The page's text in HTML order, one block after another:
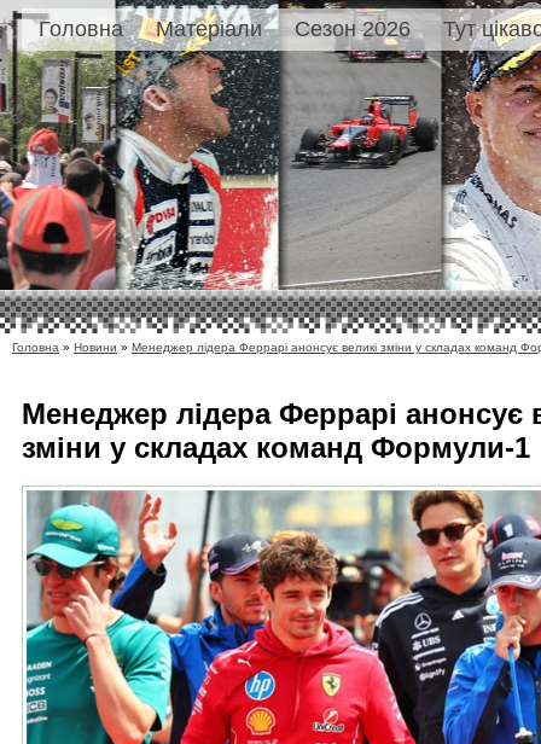
Головна Матеріали Сезон 2026 Тут
Головна » Новини » Менеджер лідера Феррарі анонсує великі зміни у складах команд
Менеджер лідера Феррарі анонсує
зміни у складах команд Формули-1